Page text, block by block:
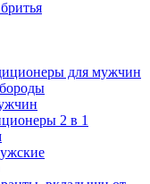
для мужчин
2 в 1